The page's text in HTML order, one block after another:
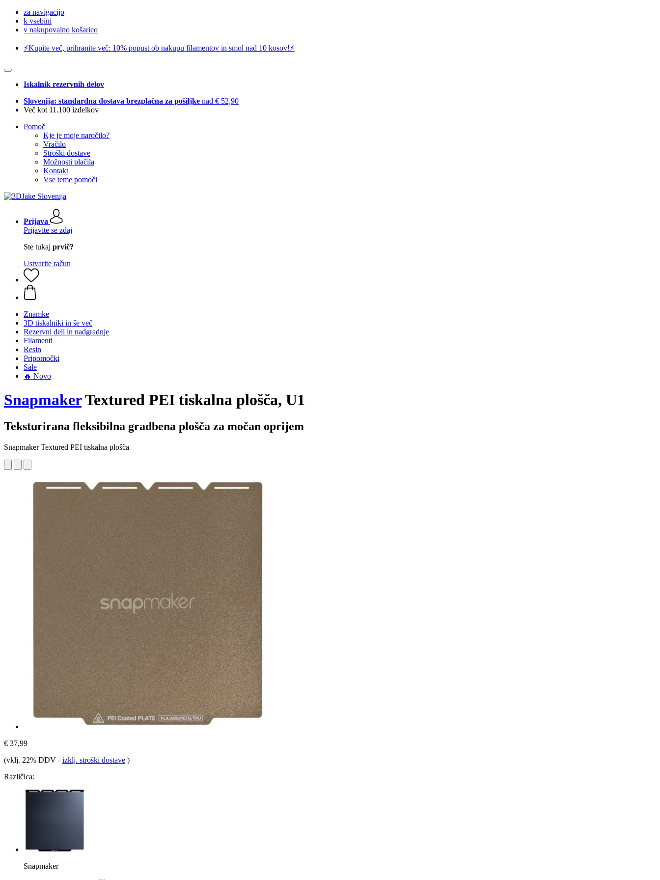
za navigacijo
k vsebini
v nakupovalno košarico
⚡️Kupite več, prihranite več: 10% popust ob nakupu filamentov in smol nad 10 kosov!⚡️
Iskalnik rezervnih delov
Slovenija: standardna dostava brezplačna za pošiljke nad € 52,90
Več kot 11.100 izdelkov
Pomoč
Kje je moje naročilo?
Vračilo
Stroški dostave
Možnosti plačila
Kontakt
Vse teme pomoči
Prijava
Prijavite se zdaj
Ste tukaj prvič?
Ustvarite račun
Znamke
3D tiskalniki in še več
Rezervni deli in nadgradnje
Filamenti
Resin
Pripomočki
Sale
🔥 Novo
SnapmakerTextured PEI tiskalna plošča, U1
Teksturirana fleksibilna gradbena plošča za močan oprijem
Snapmaker Textured PEI tiskalna plošča
€ 37,99
(vklj. 22% DDV - izklj. stroški dostave )
Različica:
Snapmaker